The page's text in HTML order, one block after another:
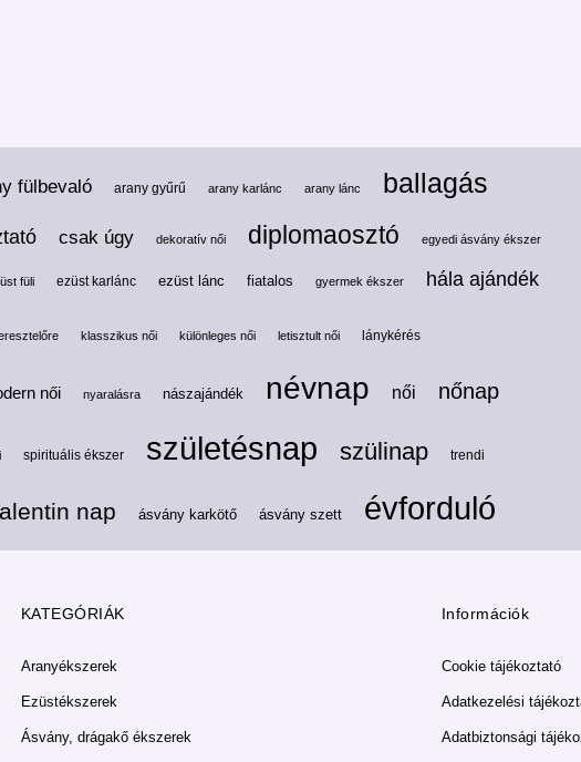
fülbevaló arany gyűrű arany karlánc arany lánc ballagás
csak úgy dekoratív női diplomaosztó egyedi ásvány ékszer
füli ezüst karlánc ezüst lánc fiatalos gyermek ékszer hála ajándék
klasszikus női különleges női letisztult női lánykérés
női nyaralásra nászajándék névnap női nőnap
spirituális ékszer születésnap szülinap trendi
nap ásvány karkötő ásvány szett évforduló
KATEGÓRIÁK
Aranyékszerek
Ezüstékszerek
Ásvány, drágakő ékszerek
Információk
Cookie tájékoztató
Adatkezelési
Adatbiztonsági